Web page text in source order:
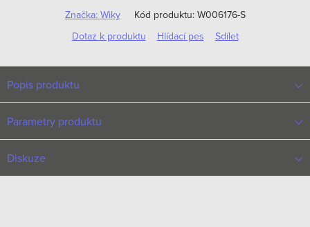
Značka: Wiky Kód produktu: W006176-S
Dotaz k produktu
Hlídací pes Sdílet
Popis produktu
Parametry produktu
Diskuze